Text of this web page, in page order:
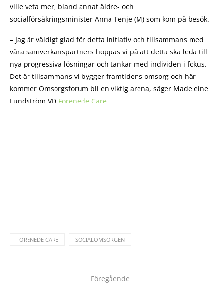
ville veta mer, bland annat äldre- och
socialförsäkringsminister Anna Tenje (M) som kom på besök.
– Jag är väldigt glad för detta initiativ och tillsammans med
våra samverkanspartners hoppas vi på att detta ska leda till
nya progressiva lösningar och tankar med individen i fokus.
Det är tillsammans vi bygger framtidens omsorg och här
kommer Omsorgsforum bli en viktig arena, säger Madeleine
Lundström VD Forenede Care.
FORENEDE CARE SOCIALOMSORGEN
Föregående